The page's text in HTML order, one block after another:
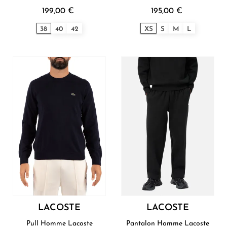
199,00 €
38 40 42
195,00 €
XS S M L
LACOSTE
Pull Homme Lacoste
LACOSTE
Pantalon Homme Lacoste